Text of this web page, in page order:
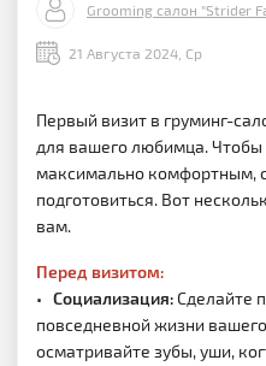
Grooming салон "Strider
21 Августа 2024, Ср
Первый визит в груминг-
для вашего любимца. Чтобы
максимально комфортным,
подготовиться. Вот
вам.
Перед визитом:
• Социализация:Сделайте
повседневной жизни
осматривайте зубы, уши,